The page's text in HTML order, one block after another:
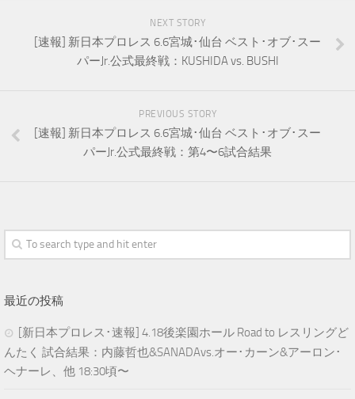
NEXT STORY
[速報] 新日本プロレス 6.6宮城･仙台 ベスト･オブ･スー
パーJr.公式最終戦：KUSHIDA vs. BUSHI
PREVIOUS STORY
[速報] 新日本プロレス 6.6宮城･仙台 ベスト･オブ･スー
パーJr.公式最終戦：第4〜6試合結果
最近の投稿
[新日本プロレス･速報] 4.18後楽園ホール Road to レスリングど
んたく 試合結果：内藤哲也&SANADAvs.オー･カーン&アーロン･
ヘナーレ、他 18:30頃〜